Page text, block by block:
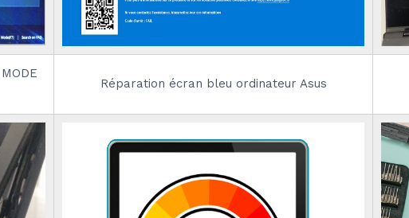
Réparation écran bleu ordinateur Asus